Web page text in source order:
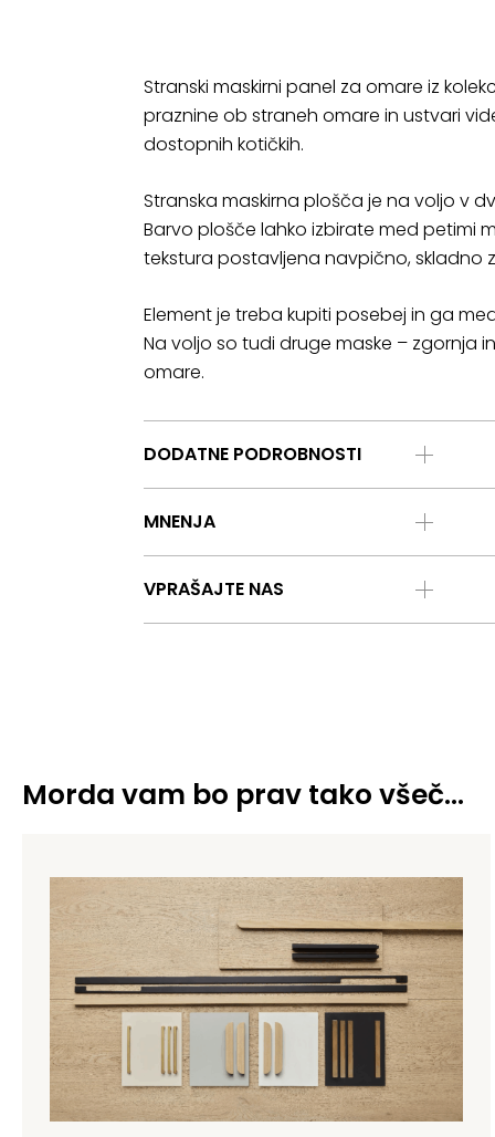
Stranski maskirni panel za omare iz
praznine ob straneh omare in ustvari
dostopnih kotičkih.
Stranska maskirna plošča je na voljo v
Barvo plošče lahko izbirate med petimi
tekstura postavljena navpično, skladno
Element je treba kupiti posebej in ga
Na voljo so tudi druge maske – zgornja
omare.
DODATNE PODROBNOSTI
MNENJA
VPRAŠAJTE NAS
Morda vam bo prav tako všeč…